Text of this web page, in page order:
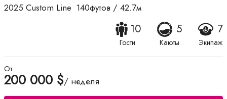
2025 Custom Line 140футов / 42.7м
10
Гости
5
Каюты
7
Экипаж
От
200 000 $/ неделя